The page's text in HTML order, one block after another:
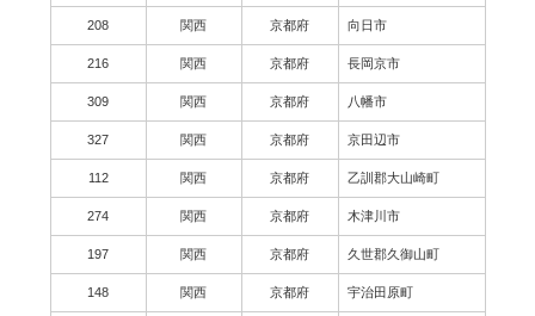
208 関西 京都府 向日市
216 関西 京都府 長岡京市
309 関西 京都府 八幡市
327 関西 京都府 京田辺市
112 関西 京都府 乙訓郡大山崎町
274 関西 京都府 木津川市
197 関西 京都府 久世郡久御山町
148 関西 京都府 宇治田原町